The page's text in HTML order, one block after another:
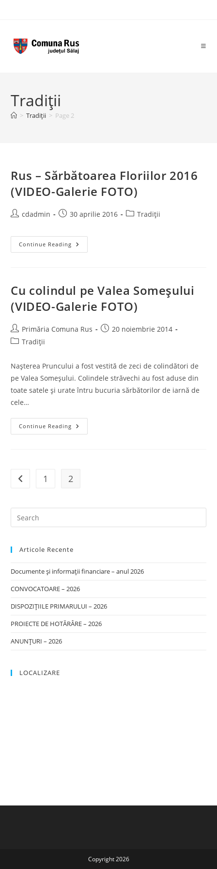
Tradiții
> Tradiții > Page 2
Rus – Sărbătoarea Floriilor 2016
(VIDEO-Galerie FOTO)
Postcdadmin
Post30 aprilie 2016
PostTradiții
Continue Reading Rus
–
Galerie
FOTO)
Cu colindul pe Valea Someşului
(VIDEO-Galerie FOTO)
Post
author:
Primăria Comuna Rus
Post20 noiembrie 2014
PostTradiții
Naşterea Pruncului a fost vestită de zeci de colindători de
pe Valea Someşului. Colindele străvechi au fost aduse din
toate satele şi urate întru bucuria sărbătorilor de iarnă de
cele…
Continue Reading Cu
Colindul
FOTO)
Go to the previous page
1 2
Articole Recente
Documente și informații financiare – anul 2026
CONVOCATOARE – 2026
DISPOZIȚIILE PRIMARULUI – 2026
PROIECTE DE HOTĂRÂRE – 2026
ANUNȚURI – 2026
LOCALIZARE
Copyright 2026